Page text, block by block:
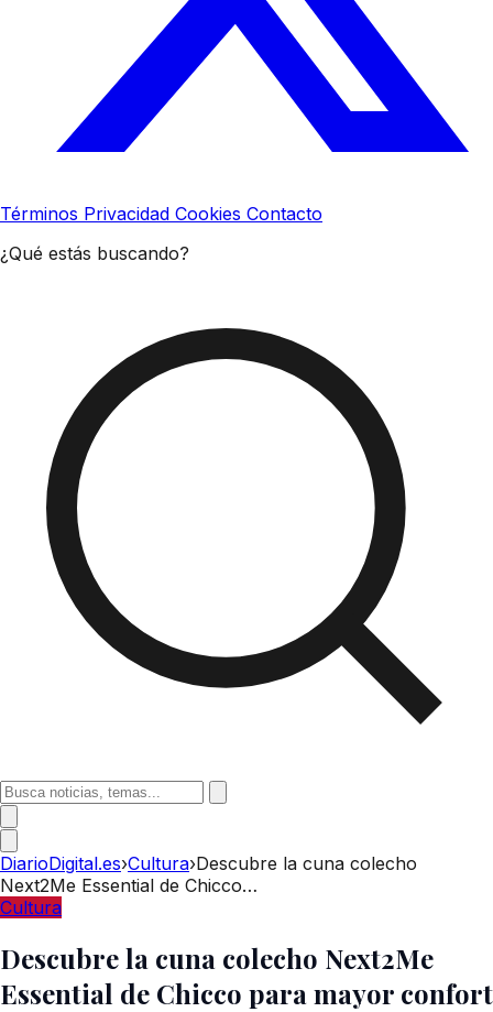
Términos Privacidad Cookies Contacto
¿Qué estás buscando?
DiarioDigital.es›Cultura›Descubre la cuna colecho
Next2Me Essential de Chicco…
Cultura
Descubre la cuna colecho Next2Me
Essential de Chicco para mayor confort